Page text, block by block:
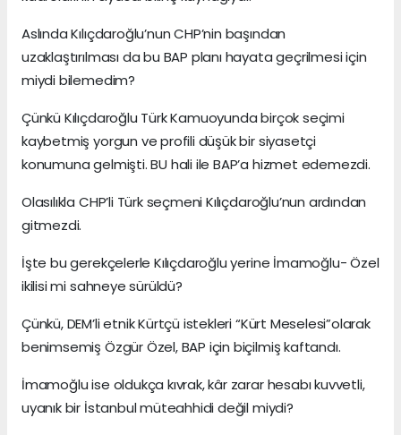
Aslında Kılıçdaroğlu’nun CHP’nin başından
uzaklaştırılması da bu BAP planı hayata geçrilmesi için
miydi bilemedim?
Çünkü Kılıçdaroğlu Türk Kamuoyunda birçok seçimi
kaybetmiş yorgun ve profili düşük bir siyasetçi
konumuna gelmişti. BU hali ile BAP’a hizmet edemezdi.
Olasılıkla CHP’li Türk seçmeni Kılıçdaroğlu’nun ardından
gitmezdi.
İşte bu gerekçelerle Kılıçdaroğlu yerine İmamoğlu- Özel
ikilisi mi sahneye sürüldü?
Çünkü, DEM’li etnik Kürtçü istekleri “Kürt Meselesi”olarak
benimsemiş Özgür Özel, BAP için biçilmiş kaftandı.
İmamoğlu ise oldukça kıvrak, kâr zarar hesabı kuvvetli,
uyanık bir İstanbul müteahhidi değil miydi?